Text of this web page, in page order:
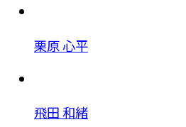
栗原 心平
飛田 和緒